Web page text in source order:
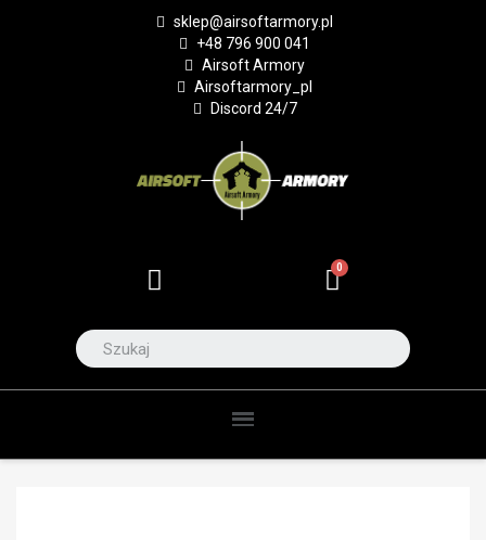
sklep@airsoftarmory.pl
+48 796 900 041
Airsoft Armory
Airsoftarmory_pl
Discord 24/7